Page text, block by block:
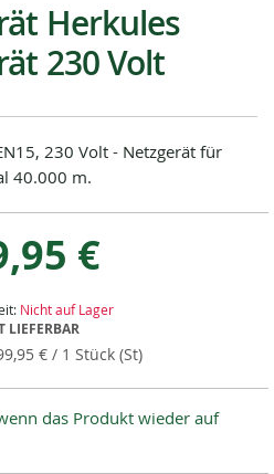
Herkules
230 Volt
230 Volt - Netzgerät für
40.000 m.
€
€ / 1 Stück (St)
Nicht auf Lager
LIEFERBAR
das Produkt wieder auf